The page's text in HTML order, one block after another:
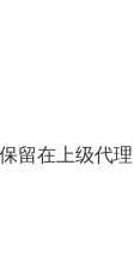
留在上级代理